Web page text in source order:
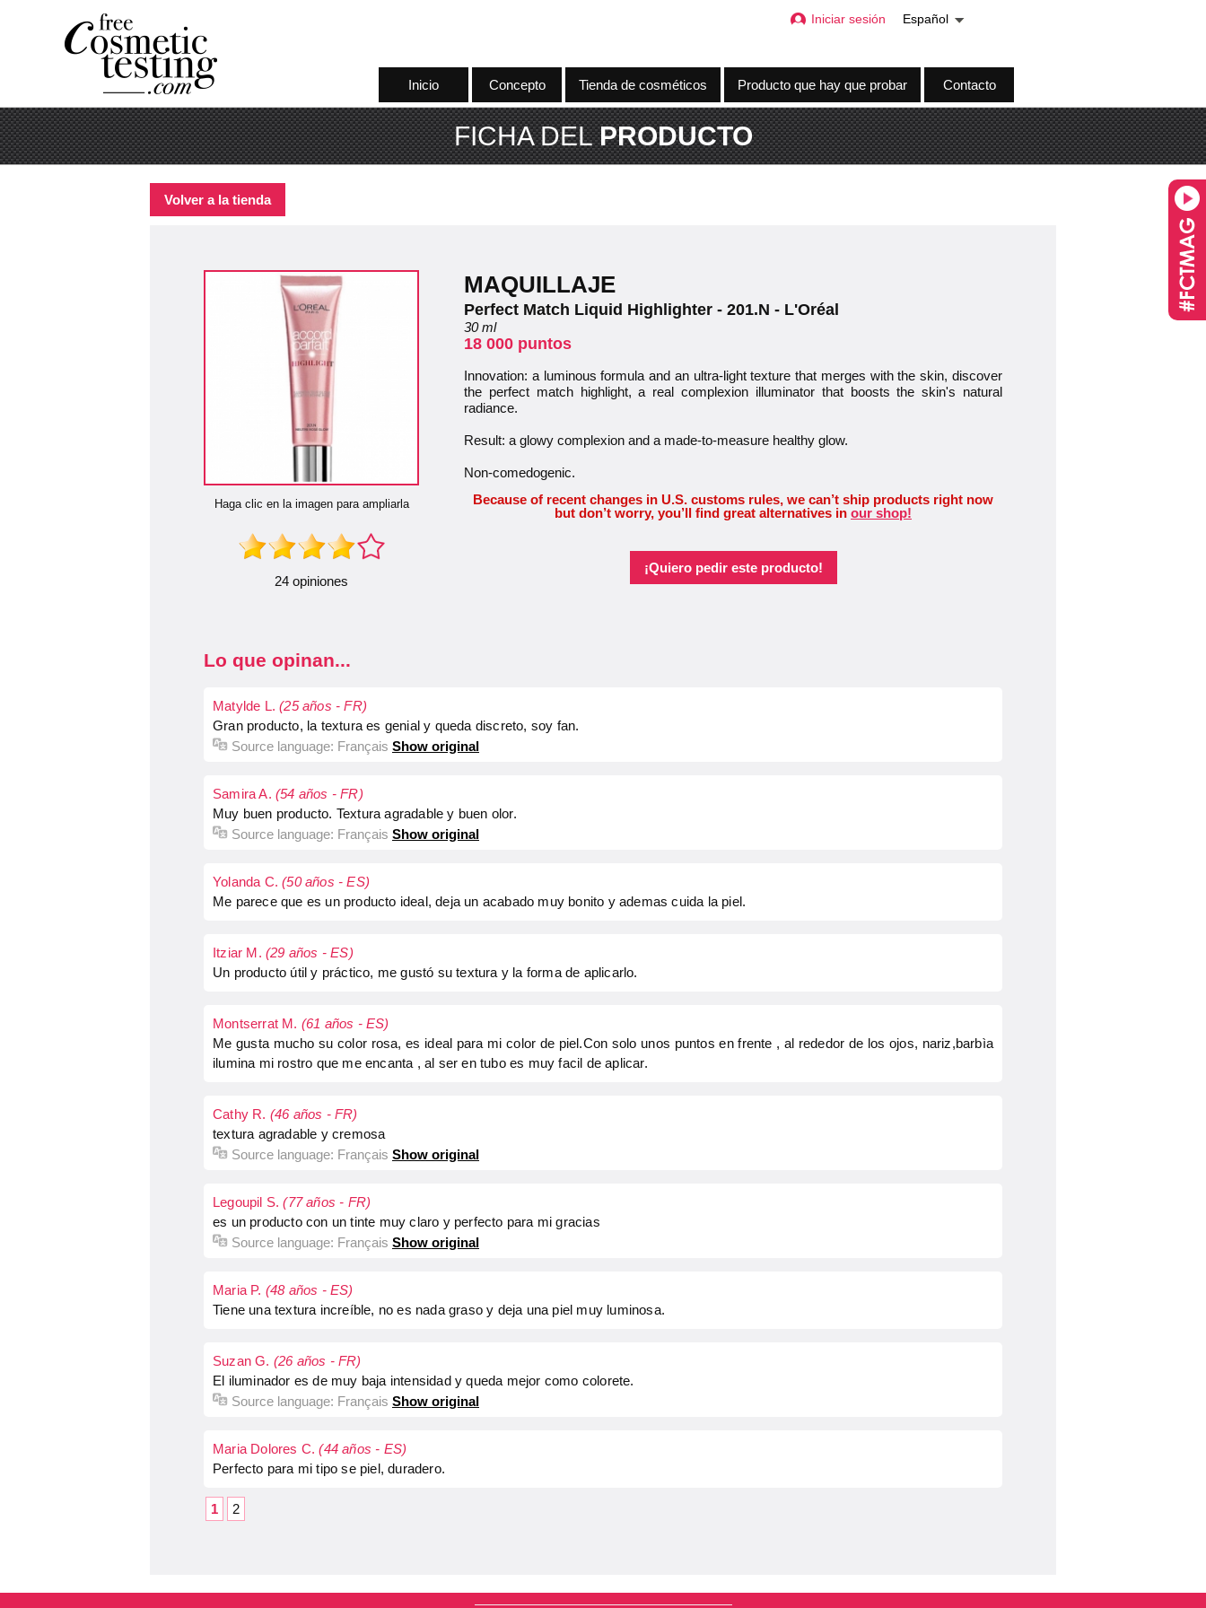
Inicio Concepto Tienda de cosméticos Producto que hay que probar Contacto
Iniciar sesión Español
FICHA DELPRODUCTO
Volver a la tienda
Haga clic en la imagen para ampliarla
24 opiniones
MAQUILLAJE
Perfect Match Liquid Highlighter - 201.N - L'Oréal
30 ml
18 000 puntos
Innovation: a luminous formula and an ultra-light texture that merges with the skin, discover
the perfect match highlight, a real complexion illuminator that boosts the skin's natural
radiance.
Result: a glowy complexion and a made-to-measure healthy glow.
Non-comedogenic.
Because of recent changes in U.S. customs rules, we can’t ship products right now
but don’t worry, you’ll find great alternatives in our shop!
¡Quiero pedir este producto!
Lo que opinan...
Matylde L.(25 años - FR)
Gran producto, la textura es genial y queda discreto, soy fan.
Source language: Français Show original
Samira A. (54 años - FR)
Muy buen producto. Textura agradable y buen olor.
Source language: Français Show original
Yolanda C.(50 años - ES)
Me parece que es un producto ideal, deja un acabado muy bonito y ademas cuida la piel.
Itziar M. (29 años - ES)
Un producto útil y práctico, me gustó su textura y la forma de aplicarlo.
Montserrat M. (61 años - ES)
Me gusta mucho su color rosa, es ideal para mi color de piel.Con solo unos puntos en frente , al rededor de los ojos, nariz,barbìa
ilumina mi rostro que me encanta , al ser en tubo es muy facil de aplicar.
Cathy R. (46 años - FR)
textura agradable y cremosa
Source language: Français Show original
Legoupil S.(77 años - FR)
es un producto con un tinte muy claro y perfecto para mi gracias
Source language: Français Show original
Maria P. (48 años - ES)
Tiene una textura increíble, no es nada graso y deja una piel muy luminosa.
Suzan G. (26 años - FR)
El iluminador es de muy baja intensidad y queda mejor como colorete.
Source language: Français Show original
Maria Dolores C.(44 años - ES)
Perfecto para mi tipo se piel, duradero.
1 2